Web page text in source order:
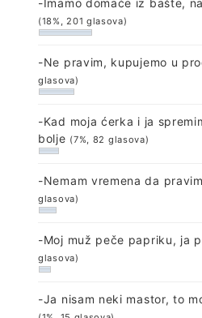
(18%, 201 glasova)
-Ne pravim, kupujemo u
glasova)
-Kad moja ćerka i ja
bolje (7%, 82 glasova)
-Nemam vremena da
glasova)
-Moj muž peče papriku, ja
glasova)
-Ja nisam neki mastor, to